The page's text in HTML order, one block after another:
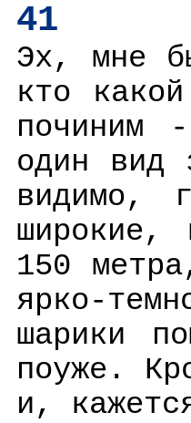
41
Эх, мне
кто
починим
один вид
видимо,
150
ярко-
шарики
поуже.
и,